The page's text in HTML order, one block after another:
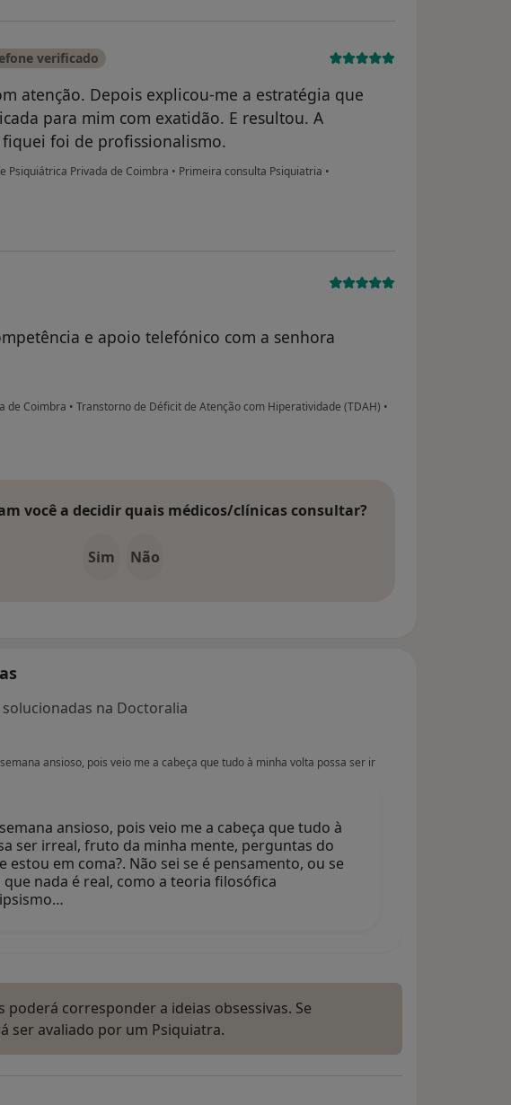
verificado
atenção. Depois explicou-me a estratégia que
para mim com exatidão. E resultou. A
foi de profissionalismo.
Psiquiátrica Privada de Coimbra • Primeira consulta Psiquiatria •
e apoio telefónico com a senhora
de Coimbra • Transtorno de Déficit de Atenção com Hiperatividade (TDAH) •
você a decidir quais médicos/clínicas consultar?
Sim Não
na Doctoralia
ansioso, pois veio me a cabeça que tudo à minha volta possa ser ir
ansioso, pois veio me a cabeça que tudo à
ser irreal, fruto da minha mente, perguntas do
estou em coma?. Não sei se é pensamento, ou se
nada é real, como a teoria filosófica
poderá corresponder a ideias obsessivas. Se
ser avaliado por um Psiquiatra.